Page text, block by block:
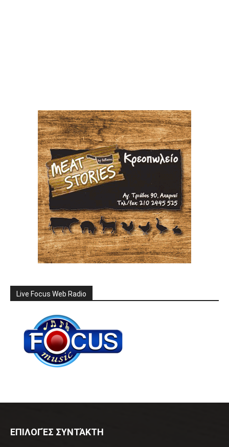
Live Focus Web Radio
ΕΠΙΛΟΓΈΣ ΣΥΝΤΆΚΤΗ